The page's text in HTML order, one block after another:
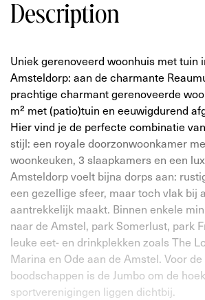
Description
Uniek gerenoveerd woonhuis met tuin
Amsteldorp: aan de charmante
prachtige charmant gerenoveerde
m² met (patio)tuin en eeuwigdurend
Hier vind je de perfecte combinatie
stijl: een royale doorzonwoonkamer
woonkeuken, 3 slaapkamers en een
Amsteldorp voelt bijna dorps aan:
een gezellige sfeer, maar toch vlak bij
aantrekkelijk maakt. Binnen enkele
naar de Amstel, park Somerlust, park
leuke eet- en drinkplekken zoals The
Marina en Ode aan de Amstel. Voor
boodschappen is de Jumbo om de
sportverenigingen liggen dichtbij.